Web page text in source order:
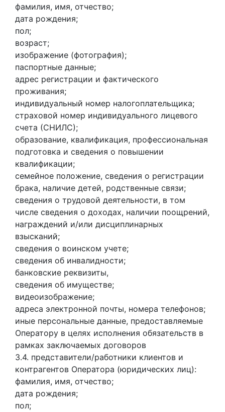
фамилия, имя, отчество;
дата рождения;
пол;
возраст;
изображение (фотография);
паспортные данные;
адрес регистрации и фактического
проживания;
индивидуальный номер налогоплательщика;
страховой номер индивидуального лицевого
счета (СНИЛС);
образование, квалификация, профессиональная
подготовка и сведения о повышении
квалификации;
семейное положение, сведения о регистрации
брака, наличие детей, родственные связи;
сведения о трудовой деятельности, в том
числе сведения о доходах, наличии поощрений,
награждений и/или дисциплинарных
взысканий;
сведения о воинском учете;
сведения об инвалидности;
банковские реквизиты,
сведения об имуществе;
видеоизображение;
адреса электронной почты, номера телефонов;
иные персональные данные, предоставляемые
Оператору в целях исполнения обязательств в
рамках заключаемых договоров
3.4. представители/работники клиентов и
контрагентов Оператора (юридических лиц):
фамилия, имя, отчество;
дата рождения;
пол;